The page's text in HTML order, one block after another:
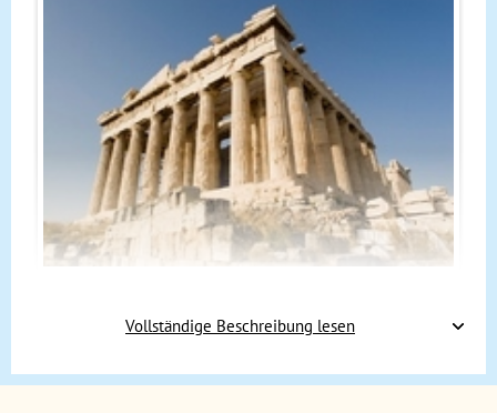
ganz in der Nähe des Zentrums. Die meisten
Das moderne Zentrum von Athen bilden der Syntagma-Platz
Vollständige Beschreibung lesen